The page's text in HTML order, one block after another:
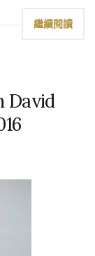
繼續閱讀
David